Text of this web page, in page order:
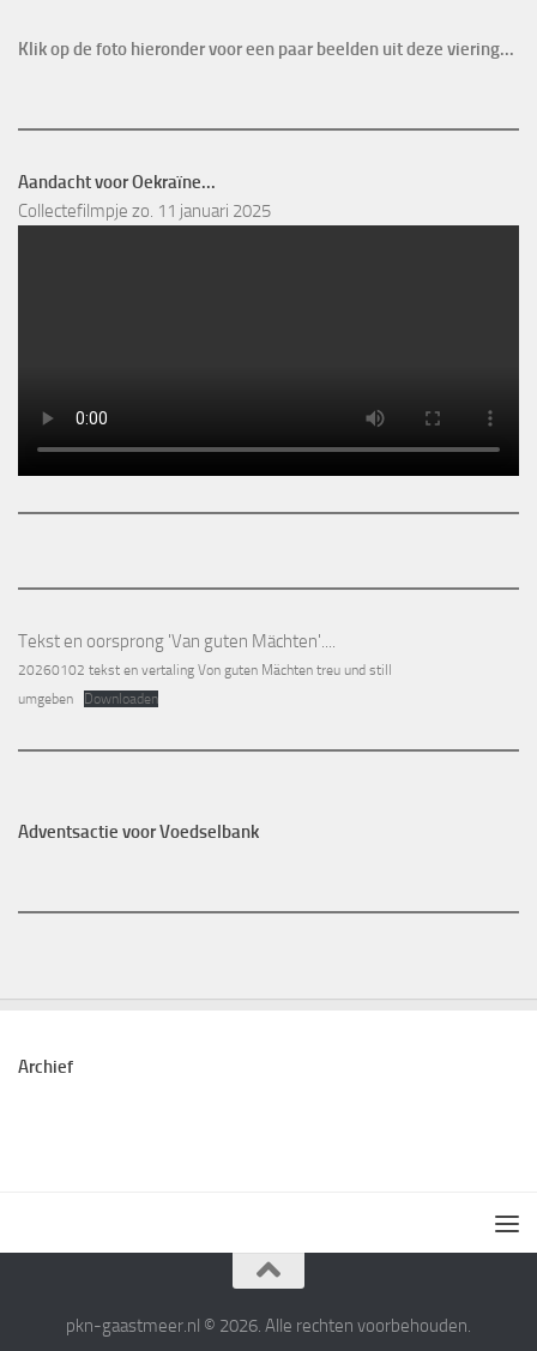
Klik op de foto hieronder voor een paar beelden uit deze viering...
Aandacht voor Oekraïne...
Collectefilmpje zo. 11 januari 2025
Tekst en oorsprong 'Van guten Mächten'....
20260102 tekst en vertaling Von guten Mächten treu und still
umgeben
Downloaden
Adventsactie voor Voedselbank
Archief
pkn-gaastmeer.nl © 2026. Alle rechten voorbehouden.